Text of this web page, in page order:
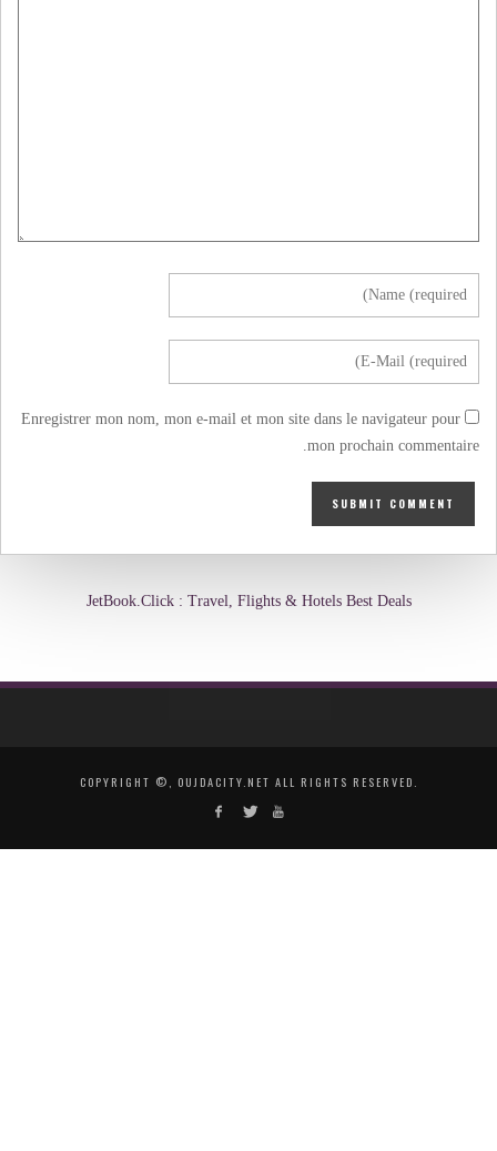
Enregistrer mon nom, mon e-mail et mon site dans le navigateur pour
mon prochain commentaire.
JetBook.Click : Travel, Flights & Hotels Best Deals
COPYRIGHT ©, OUJDACITY.NET ALL RIGHTS RESERVED.